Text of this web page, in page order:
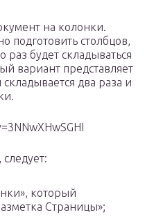
на колонки.
подготовить столбцов,
раз будет складываться
вариант представляет
два раза и
который
Страницы»;